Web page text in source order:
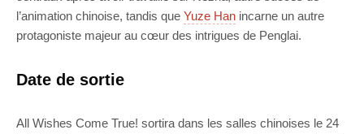
l’animation chinoise, tandis que Yuze Han incarne un autre
protagoniste majeur au cœur des intrigues de Penglai.
Date de sortie
All Wishes Come True! sortira dans les salles chinoises le 24